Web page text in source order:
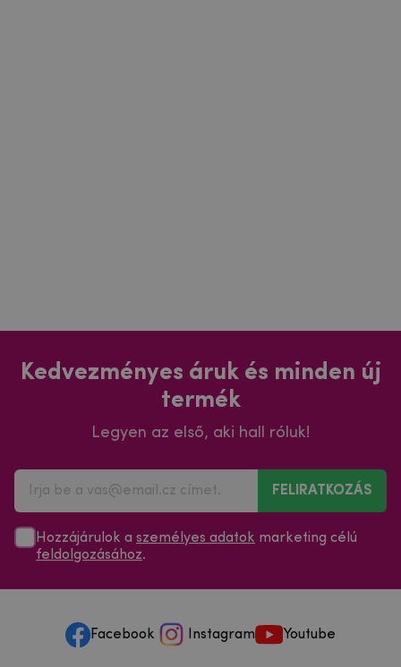
Kedvezményes áruk és minden új
termék
Legyen az első, aki hall róluk!
FELIRATKOZÁS
Hozzájárulok a személyes adatok marketing célú
feldolgozásához.
Facebook Instagram Youtube